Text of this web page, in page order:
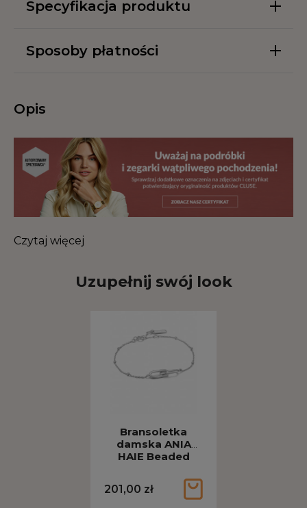
Specyfikacja produktu
Sposoby płatności
Opis
Czytaj więcej
Uzupełnij swój look
Bransoletka
damska ANIA
HAIE Beaded
srebrna B021-01H
201,00 zł